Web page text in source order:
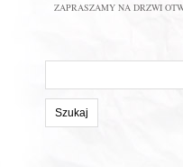
ZAPRASZAMY NA DRZWI
stronie: